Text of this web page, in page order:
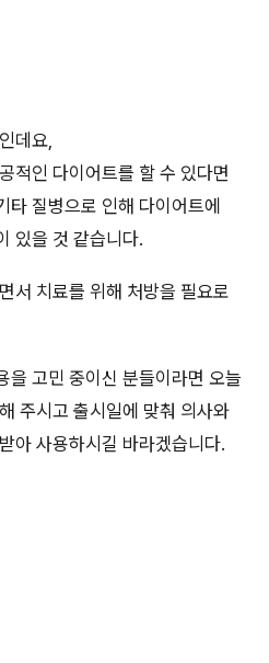
데요,
적인 다이어트를 할 수 있다면
타 질병으로 인해 다이어트에
있을 것 같습니다.
서 치료를 위해 처방을 필요로
을 고민 중이신 분들이라면 오늘
주시고 출시일에 맞춰 의사와
아 사용하시길 바라겠습니다.